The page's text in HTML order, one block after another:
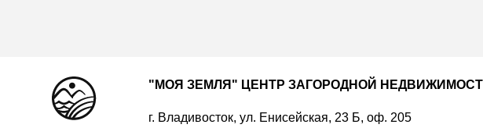
"МОЯ ЗЕМЛЯ" ЦЕНТР ЗАГОРОДНОЙ
г. Владивосток, ул. Енисейская, 23 Б, оф. 205